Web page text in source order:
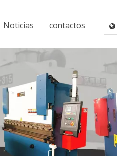
Noticias contactos